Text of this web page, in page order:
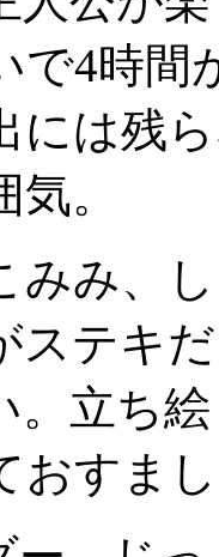
で4時間
には残
。
みみ、
ステキ
。立ち
おすま